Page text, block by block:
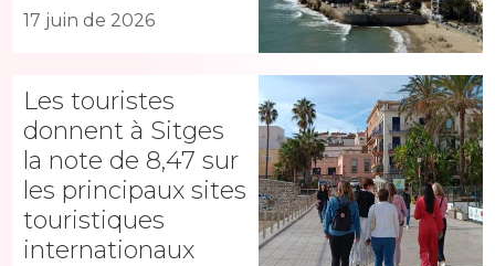
17 juin de 2026
Les touristes
donnent à Sitges
la note de 8,47 sur
les principaux sites
touristiques
internationaux